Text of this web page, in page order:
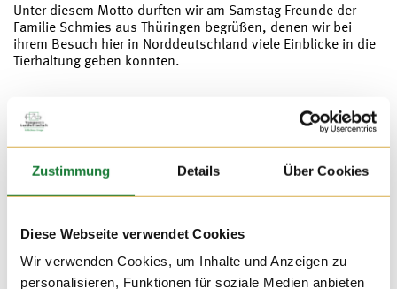
Zustimmung Details Über Cookies
Diese Webseite verwendet Cookies
Wir verwenden Cookies, um Inhalte und Anzeigen zu
personalisieren, Funktionen für soziale Medien anbieten
Unter diesem Motto durften wir am Samstag Freunde der
Familie Schmies aus Thüringen begrüßen, denen wir bei
ihrem Besuch hier in Norddeutschland viele Einblicke in die
Tierhaltung geben konnten.